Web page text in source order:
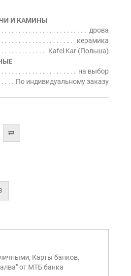
И КАМИНЫ
дрова
керамика
Kafel Kar (Польша)
на выбор
По индивидуальному заказу
Карты банков,
от МТБ банка